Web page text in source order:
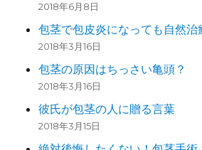
2018年6月8日
包茎で包皮炎になっても自然治
2018年3月16日
包茎の原因はちっさい亀頭？
2018年3月16日
彼氏が包茎の人に贈る言葉
2018年3月15日